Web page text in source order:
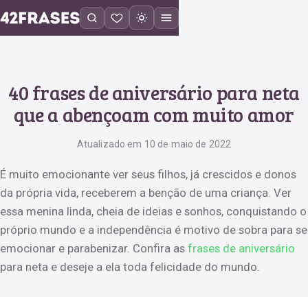
40 frases de aniversário para neta
que a abençoam com muito amor
Atualizado em 10 de maio de 2022
É muito emocionante ver seus filhos, já crescidos e donos
da própria vida, receberem a benção de uma criança. Ver
essa menina linda, cheia de ideias e sonhos, conquistando o
próprio mundo e a independência é motivo de sobra para se
emocionar e parabenizar. Confira as frases de aniversário
para neta e deseje a ela toda felicidade do mundo.